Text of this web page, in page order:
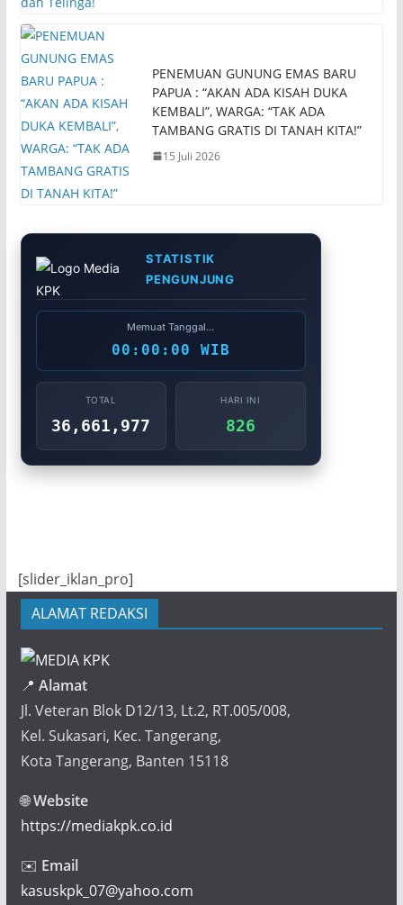
PENEMUAN GUNUNG EMAS BARU
PAPUA : “AKAN ADA KISAH DUKA
KEMBALI”, WARGA: “TAK ADA
TAMBANG GRATIS DI TANAH KITA!”
15 Juli 2026
STATISTIK
PENGUNJUNG
Memuat Tanggal...
00:00:00 WIB
TOTAL
36,661,977
HARI INI
826
[slider_iklan_pro]
ALAMAT REDAKSI
📍 Alamat
Jl. Veteran Blok D12/13, Lt.2, RT.005/008,
Kel. Sukasari, Kec. Tangerang,
Kota Tangerang, Banten 15118
🌐Website
https://mediakpk.co.id
✉️ Email
kasuskpk_07@yahoo.com